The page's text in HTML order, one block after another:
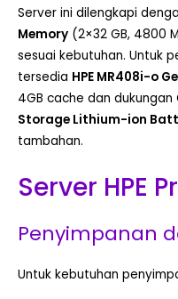
Server ini dilengkapi
Memory (2×32 GB, 4800
sesuai kebutuhan. Untuk
tersedia HPE MR408i-o
4GB cache dan dukungan
Storage Lithium-ion
tambahan.
Server HPE
Penyimpanan
Untuk kebutuhan